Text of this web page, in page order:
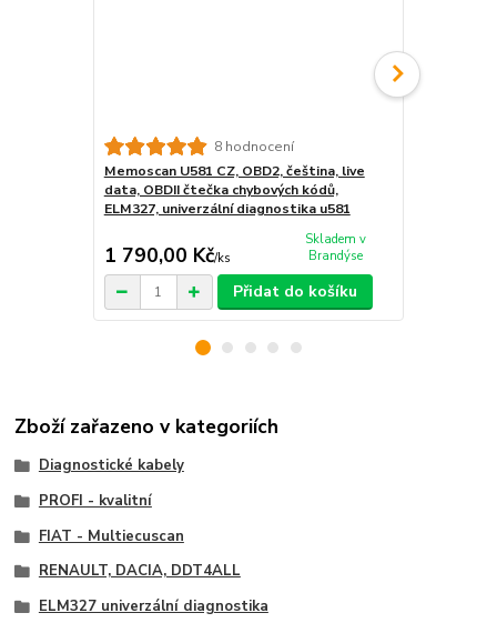
8 hodnocení
Memoscan U581 CZ, OBD2, čeština, live
data, OBDII čtečka chybových kódů,
ELM327, univerzální diagnostika u581
1 790,00 Kč/ks
Skladem v
Brandýse
Přidat do košíku
Zboží zařazeno v kategoriích
Diagnostické kabely
PROFI - kvalitní
FIAT - Multiecuscan
RENAULT, DACIA, DDT4ALL
ELM327 univerzální diagnostika